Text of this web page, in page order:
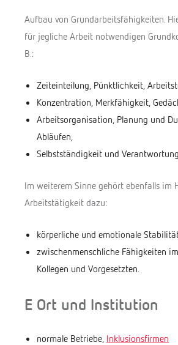
Aufbau von Grundarbeitsfähigkeiten.
für jegliche Arbeit notwendigen
B.:
Zeiteinteilung, Pünktlichkeit,
Konzentration, Merkfähigkeit,
Arbeitsorganisation, Planung und
Abläufen,
Selbstständigkeit und Verantwortung.
Im weiterem Sinne gehört ebenfalls im
Arbeitstätigkeit dazu:
körperliche und emotionale
zwischenmenschliche Fähigkeiten
Kollegen und Vorgesetzten.
E Ort und Institution
normale Betriebe, Inklusionsfirmen